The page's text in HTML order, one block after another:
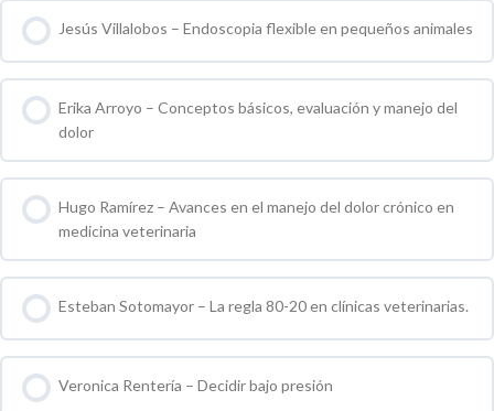
Jesús Villalobos – Endoscopia flexible en pequeños animales
0 % COMPLETO 0 / 0 pasos
Erika Arroyo – Conceptos básicos, evaluación y manejo del
dolor
0 % COMPLETO 0 / 0 pasos
Hugo Ramírez – Avances en el manejo del dolor crónico en
medicina veterinaria
0 % COMPLETO 0 / 0 pasos
Esteban Sotomayor – La regla 80-20 en clínicas veterinarias.
0 % COMPLETO 0 / 0 pasos
Veronica Rentería – Decidir bajo presión